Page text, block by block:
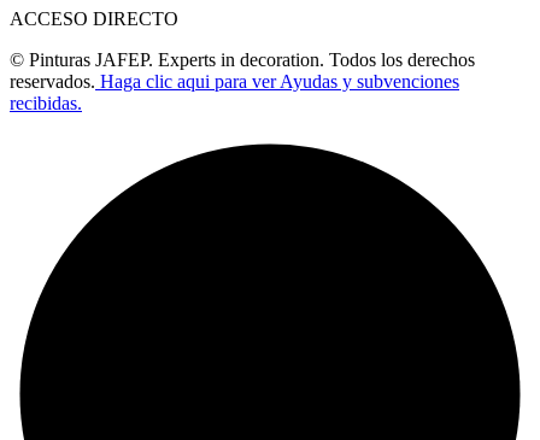
ACCESO DIRECTO
© Pinturas JAFEP. Experts in decoration. Todos los derechos
reservados. Haga clic aqui para ver Ayudas y subvenciones
recibidas.